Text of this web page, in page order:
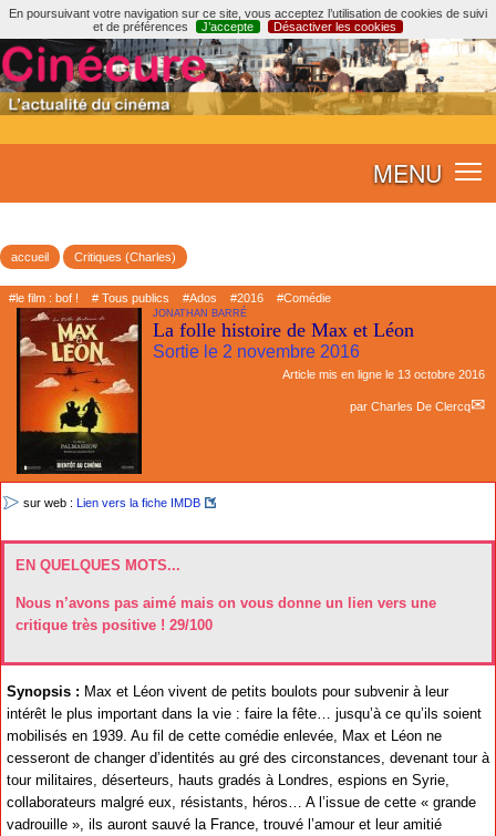
En poursuivant votre navigation sur ce site, vous acceptez l’utilisation de cookies de suivi
et de préférences
J’accepte Désactiver les cookies
MENU
accueil Critiques (Charles)
#le film : bof ! # Tous publics #Ados #2016 #Comédie
JONATHAN BARRÉ
La folle histoire de Max et Léon
Sortie le 2 novembre 2016
Article mis en ligne le 13 octobre 2016
par Charles De Clercq
EN QUELQUES MOTS...
Nous n’avons pas aimé mais on vous donne un lien vers une
critique très positive ! 29/100
sur web : Lien vers la fiche IMDB
Synopsis : Max et Léon vivent de petits boulots pour subvenir à leur
intérêt le plus important dans la vie : faire la fête… jusqu’à ce qu’ils soient
mobilisés en 1939. Au fil de cette comédie enlevée, Max et Léon ne
cesseront de changer d’identités au gré des circonstances, devenant tour à
tour militaires, déserteurs, hauts gradés à Londres, espions en Syrie,
collaborateurs malgré eux, résistants, héros… A l’issue de cette « grande
vadrouille », ils auront sauvé la France, trouvé l’amour et leur amitié